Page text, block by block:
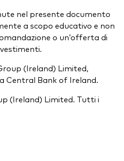
nel presente documento
a scopo educativo e non
o un’offerta di
(Ireland) Limited,
Central Bank of Ireland.
(Ireland) Limited. Tutti i